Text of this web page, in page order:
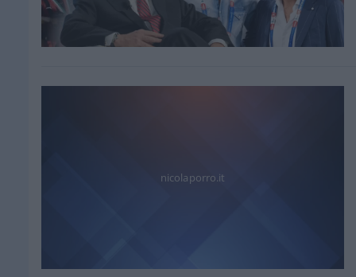
nicolaporro.it